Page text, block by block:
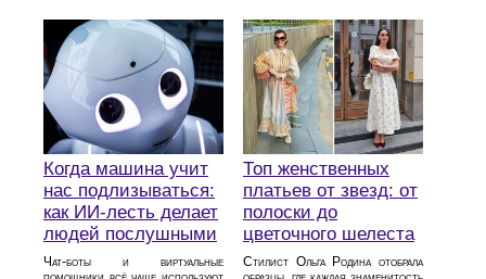
Когда машина учит
нас подлизываться:
как ИИ-лесть делает
людей послушными
Чат-боты и виртуальные
Топ женственных
платьев от звезд: от
полоски до
цветочного шелеста
Стилист Ольга Родина отобрала